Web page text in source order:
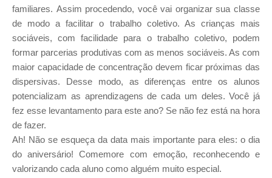
familiares. Assim procedendo, você vai organizar sua classe
de modo a facilitar o trabalho coletivo. As crianças mais
sociáveis, com facilidade para o trabalho coletivo, podem
formar parcerias produtivas com as menos sociáveis. As com
maior capacidade de concentração devem ficar próximas das
dispersivas. Desse modo, as diferenças entre os alunos
potencializam as aprendizagens de cada um deles.Você já
fez esse levantamento para este ano? Se não fez está na hora
de fazer.
Ah! Não se esqueça da data mais importante para eles: o dia
do aniversário! Comemore com emoção, reconhecendo e
valorizando cada aluno como alguém muito especial.